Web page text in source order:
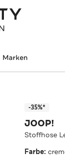
Marken
-35%*
JOOP!
Stoffhose
Farbe: